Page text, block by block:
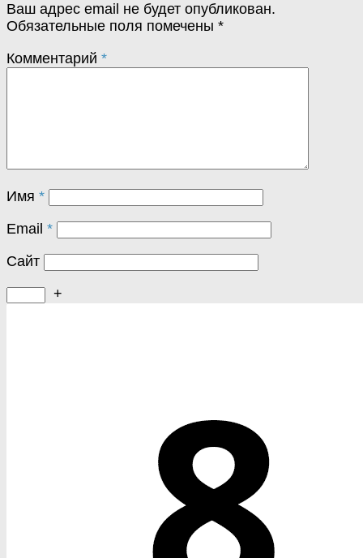
Ваш адрес email не будет опубликован.
Обязательные поля помечены *
Комментарий *
Имя *
Email *
Сайт
+